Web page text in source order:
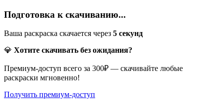
Подготовка к скачиванию...
Ваша раскраска скачается через 5 секунд
💎 Хотите скачивать без ожидания?
Премиум-доступ всего за 300₽ — скачивайте любые
раскраски мгновенно!
Получить премиум-доступ